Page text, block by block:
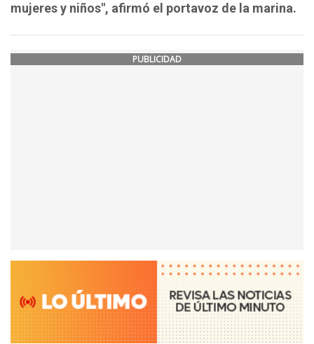
mujeres y niños", afirmó el portavoz de la marina.
PUBLICIDAD